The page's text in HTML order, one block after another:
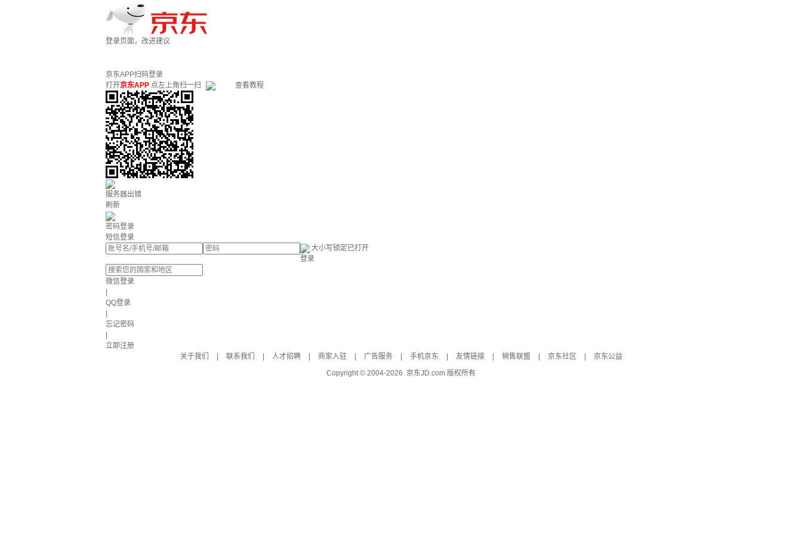
登录页面，改进建议
京东APP扫码登录
打开京东APP 点左上角扫一扫 查看教程
服务器出错
刷新
密码登录
短信登录
大小写锁定已打开
登录
微信登录
QQ登录
忘记密码
立即注册
关于我们
联系我们 人才招聘 商家入驻 广告服务 手机京东 友情链接 销售联盟 京东社区
京东公益
Copyright © 2004-2026 京东JD.com 版权所有